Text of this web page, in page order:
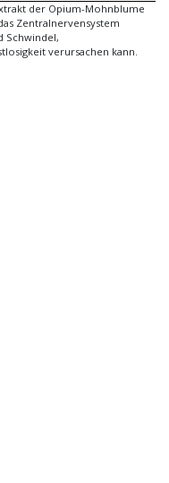
der Opium-Mohnblume
Zentralnervensystem
Schwindel,
verursachen kann.